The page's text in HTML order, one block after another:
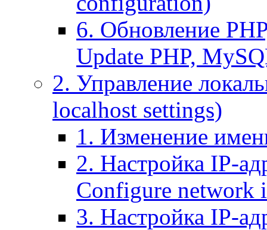
6. Обновление
Update PHP,
2. Управление
localhost settings)
1. Изменение
2. Настройка IP-
Configure network
3. Настройка IP-